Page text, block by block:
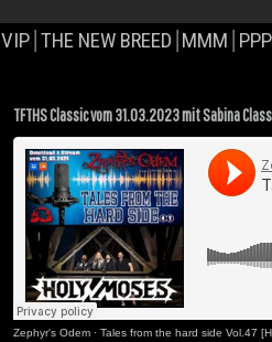
VIP THE NEW BREED MMM PPP
TFTHS Classic vom 31.03.2023 mit Sabina
Zephyr's Odem · Tales from the hard side Vol.47